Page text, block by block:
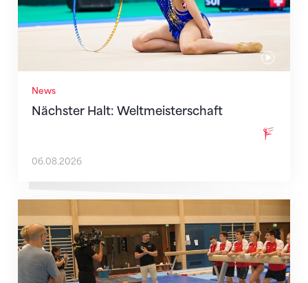
News
Nächster Halt: Weltmeisterschaft
06.08.2026
Mit klaren Zielen nach Zagreb